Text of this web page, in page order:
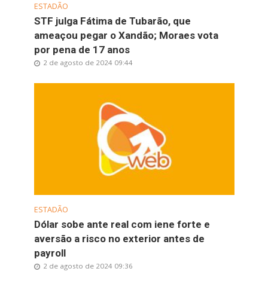
ESTADÃO
STF julga Fátima de Tubarão, que
ameaçou pegar o Xandão; Moraes vota
por pena de 17 anos
2 de agosto de 2024 09:44
ESTADÃO
Dólar sobe ante real com iene forte e
aversão a risco no exterior antes de
payroll
2 de agosto de 2024 09:36